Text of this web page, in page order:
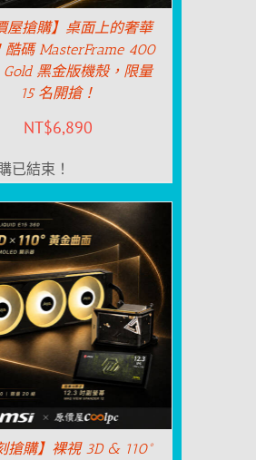
屋搶購】桌面上的奢華
酷碼 MasterFrame 400
Gold 黑金版機殼，限量
15 名開搶！
NT$6,890
已結束！
搶購】裸視 3D & 110°